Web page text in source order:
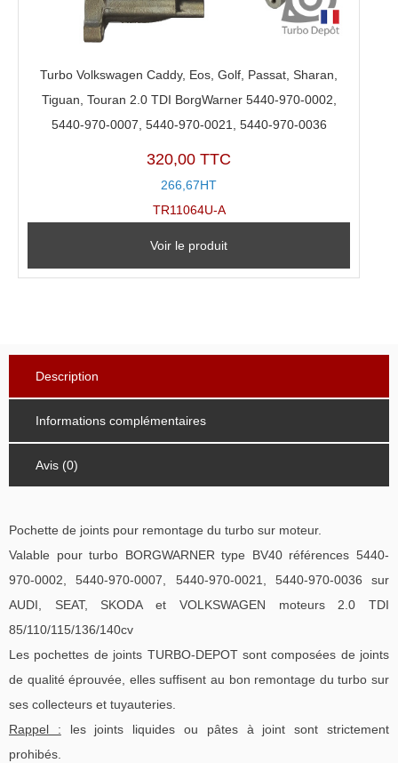
Turbo Volkswagen Caddy, Eos, Golf, Passat, Sharan,
Tiguan, Touran 2.0 TDI BorgWarner 5440-970-0002,
5440-970-0007, 5440-970-0021, 5440-970-0036
320,00 TTC
266,67HT
TR11064U-A
Voir le produit
Description
Informations complémentaires
Avis (0)
Pochette de joints pour remontage du turbo sur moteur.
Valable pour turbo BORGWARNER type BV40 références 5440-
970-0002, 5440-970-0007, 5440-970-0021, 5440-970-0036 sur
AUDI, SEAT, SKODA et VOLKSWAGEN moteurs 2.0 TDI
85/110/115/136/140cv
Les pochettes de joints TURBO-DEPOT sont composées de joints
de qualité éprouvée, elles suffisent au bon remontage du turbo sur
ses collecteurs et tuyauteries.
Rappel : les joints liquides ou pâtes à joint sont strictement
prohibés.